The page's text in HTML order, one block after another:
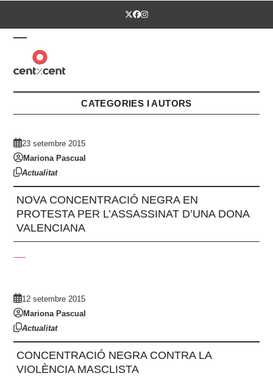
Twitter
Facebook
Instagram
Open
mobile
menu
Close
mobile
menu
CATEGORIES I AUTORS
23 setembre 2015
Mariona Pascual
Actualitat
NOVA CONCENTRACIÓ NEGRA EN
PROTESTA PER L’ASSASSINAT D’UNA DONA
VALENCIANA
12 setembre 2015
Mariona Pascual
Actualitat
CONCENTRACIÓ NEGRA CONTRA LA
VIOLÈNCIA MASCLISTA